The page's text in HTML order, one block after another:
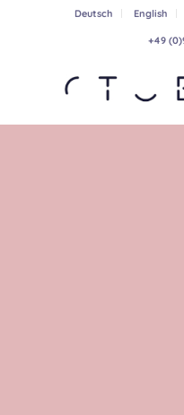
Deutsch English
+49